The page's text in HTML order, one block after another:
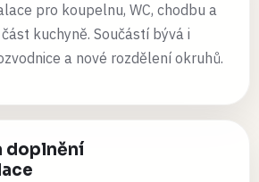
pro koupelnu, WC, chodbu a
kuchyně. Součástí bývá i
a nové rozdělení okruhů.
doplnění